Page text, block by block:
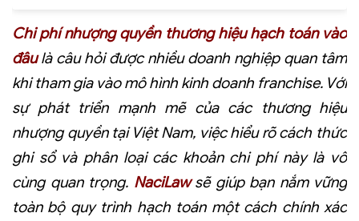
Chi phí nhượng quyền thương hiệu hạch toán vào
đâulà câu hỏi được nhiều doanh nghiệp quan tâm
khi tham gia vào mô hình kinh doanh franchise. Với
sự phát triển mạnh mẽ của các thương hiệu
nhượng quyền tại Việt Nam, việc hiểu rõ cách thức
ghi sổ và phân loại các khoản chi phí này là vô
cùng quan trọng. NaciLaw sẽ giúp bạn nắm vững
toàn bộ quy trình hạch toán một cách chính xác